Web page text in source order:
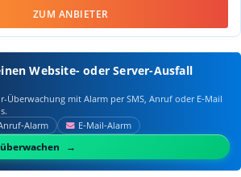
ZUM ANBIETER
Website- oder Server-Ausfall
Überwachung mit Alarm per SMS, Anruf oder E‑Mail
E‑Mail‑Alarm